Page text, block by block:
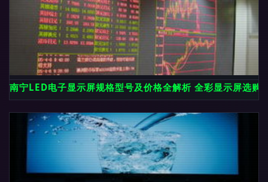
南宁LED电子显示屏规格型号及价格全解析 全彩显示屏选购